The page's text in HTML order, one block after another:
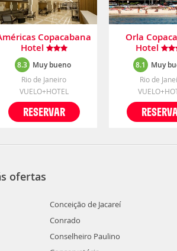
Copacabana
Hotel
8.3 Muy bueno
Rio de Janeiro
VUELO+HOTEL
RESERVAR
Orla
Hotel
8.1 Muy
Rio de
ofertas
Conceição de Jacareí
Conrado
Conselheiro Paulino